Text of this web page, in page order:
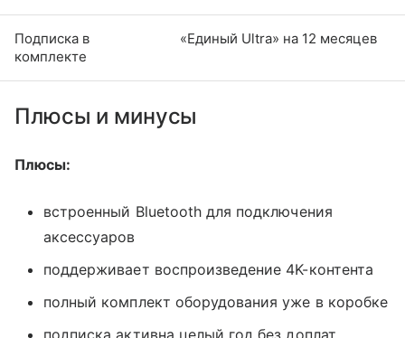
Подписка в
комплекте
«Единый Ultra» на 12 месяцев
Плюсы и минусы
Плюсы:
встроенный Bluetooth для подключения
аксессуаров
поддерживает воспроизведение 4K-контента
полный комплект оборудования уже в коробке
подписка активна целый год без доплат